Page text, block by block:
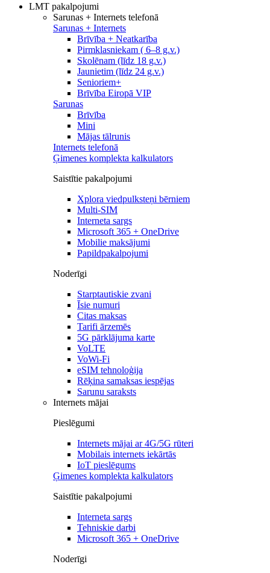
LMT pakalpojumi
Sarunas + Internets telefonā
Sarunas + Internets
Brīvība + Neatkarība
Pirmklasniekam ( 6–8 g.v.)
Skolēnam (līdz 18 g.v.)
Jaunietim (līdz 24 g.v.)
Senioriem+
Brīvība Eiropā VIP
Sarunas
Brīvība
Mini
Mājas tālrunis
Internets telefonā
Ģimenes komplekta kalkulators
Saistītie pakalpojumi
Xplora viedpulksteņi bērniem
Multi-SIM
Interneta sargs
Microsoft 365 + OneDrive
Mobilie maksājumi
Papildpakalpojumi
Noderīgi
Starptautiskie zvani
Īsie numuri
Citas maksas
Tarifi ārzemēs
5G pārklājuma karte
VoLTE
VoWi-Fi
eSIM tehnoloģija
Rēķina samaksas iespējas
Sarunu saraksts
Internets mājai
Pieslēgumi
Internets mājai ar 4G/5G rūteri
Mobilais internets iekārtās
IoT pieslēgums
Ģimenes komplekta kalkulators
Saistītie pakalpojumi
Interneta sargs
Tehniskie darbi
Microsoft 365 + OneDrive
Noderīgi